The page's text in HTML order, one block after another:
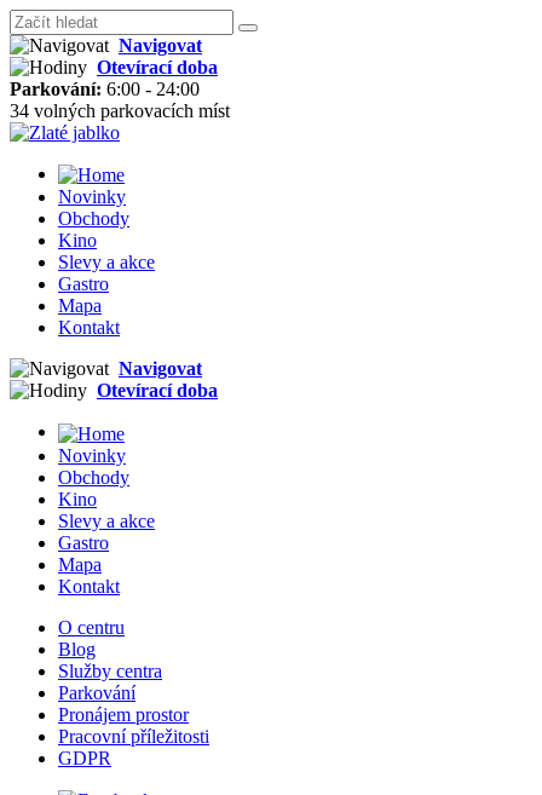
Navigovat
Otevírací doba
Parkování: 6:00 - 24:00
34 volných parkovacích míst
Novinky
Obchody
Kino
Slevy a akce
Gastro
Mapa
Kontakt
Navigovat
Otevírací doba
Novinky
Obchody
Kino
Slevy a akce
Gastro
Mapa
Kontakt
O centru
Blog
Služby centra
Parkování
Pronájem prostor
Pracovní příležitosti
GDPR